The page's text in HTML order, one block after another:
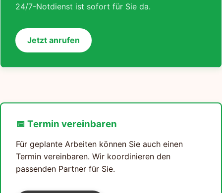
24/7-Notdienst ist sofort für Sie da.
Jetzt anrufen
📅 Termin vereinbaren
Für geplante Arbeiten können Sie auch einen
Termin vereinbaren. Wir koordinieren den
passenden Partner für Sie.